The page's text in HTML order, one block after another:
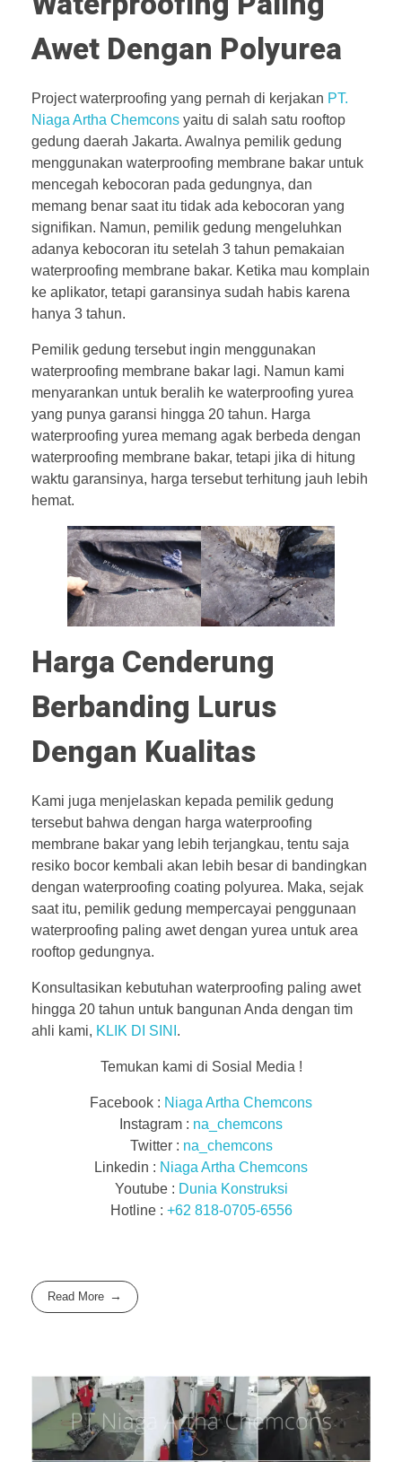
Awet Dengan Polyurea
Project waterproofing yang pernah di kerjakan PT.
Niaga Artha Chemcons yaitu di salah satu rooftop
gedung daerah Jakarta. Awalnya pemilik gedung
menggunakan waterproofing membrane bakar untuk
mencegah kebocoran pada gedungnya, dan
memang benar saat itu tidak ada kebocoran yang
signifikan. Namun, pemilik gedung mengeluhkan
adanya kebocoran itu setelah 3 tahun pemakaian
waterproofing membrane bakar. Ketika mau komplain
ke aplikator, tetapi garansinya sudah habis karena
hanya 3 tahun.
Pemilik gedung tersebut ingin menggunakan
waterproofing membrane bakar lagi. Namun kami
menyarankan untuk beralih ke waterproofing yurea
yang punya garansi hingga 20 tahun. Harga
waterproofing yurea memang agak berbeda dengan
waterproofing membrane bakar, tetapi jika di hitung
waktu garansinya, harga tersebut terhitung jauh lebih
hemat.
Harga Cenderung
Berbanding Lurus
Dengan Kualitas
Kami juga menjelaskan kepada pemilik gedung
tersebut bahwa dengan harga waterproofing
membrane bakar yang lebih terjangkau, tentu saja
resiko bocor kembali akan lebih besar di bandingkan
dengan waterproofing coating polyurea. Maka, sejak
saat itu, pemilik gedung mempercayai penggunaan
waterproofing paling awet dengan yurea untuk area
rooftop gedungnya.
Konsultasikan kebutuhan waterproofing paling awet
hingga 20 tahun untuk bangunan Anda dengan tim
ahli kami, KLIK DI SINI .
Temukan kami di Sosial Media !
Facebook : Niaga Artha Chemcons
Instagram : na_chemcons
Twitter : na_chemcons
Linkedin : Niaga Artha Chemcons
Youtube : Dunia Konstruksi
Hotline : +62 818-0705-6556
Read More